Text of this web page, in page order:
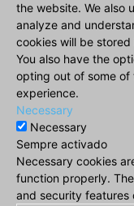
the website. We also
analyze and
cookies will be
You also have the
opting out of some
experience.
Necessary
Necessary
Sempre activado
Necessary cookies
function properly.
and security features